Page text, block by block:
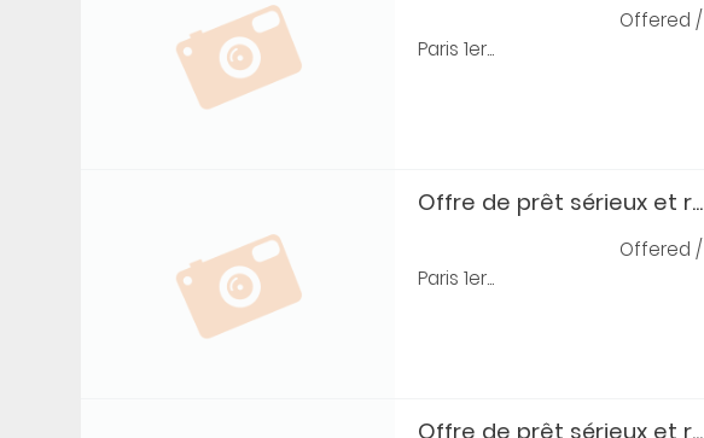
Paris 1er...
Offered /
Offre de prêt sérieux et r...
Paris 1er...
Offered /
Offre de prêt sérieux et r...